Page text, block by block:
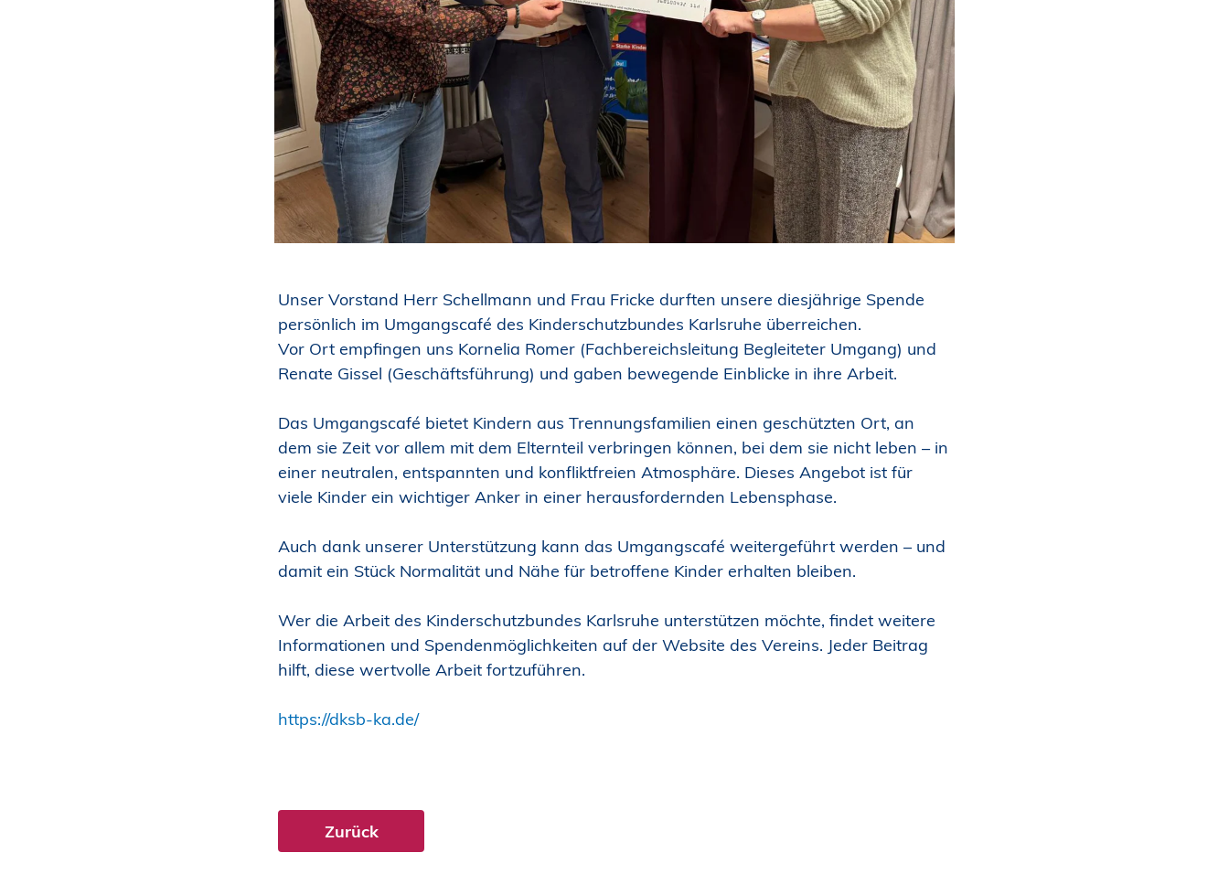
Unser Vorstand Herr Schellmann und Frau Fricke durften unsere diesjährige Spende
persönlich im Umgangscafé des Kinderschutzbundes Karlsruhe überreichen.
Vor Ort empfingen uns Kornelia Romer (Fachbereichsleitung Begleiteter Umgang) und
Renate Gissel (Geschäftsführung) und gaben bewegende Einblicke in ihre Arbeit.
Das Umgangscafé bietet Kindern aus Trennungsfamilien einen geschützten Ort, an
dem sie Zeit vor allem mit dem Elternteil verbringen können, bei dem sie nicht leben – in
einer neutralen, entspannten und konfliktfreien Atmosphäre. Dieses Angebot ist für
viele Kinder ein wichtiger Anker in einer herausfordernden Lebensphase.
Auch dank unserer Unterstützung kann das Umgangscafé weitergeführt werden – und
damit ein Stück Normalität und Nähe für betroffene Kinder erhalten bleiben.
Wer die Arbeit des Kinderschutzbundes Karlsruhe unterstützen möchte, findet weitere
Informationen und Spendenmöglichkeiten auf der Website des Vereins. Jeder Beitrag
hilft, diese wertvolle Arbeit fortzuführen.
https://dksb-ka.de/
Zurück